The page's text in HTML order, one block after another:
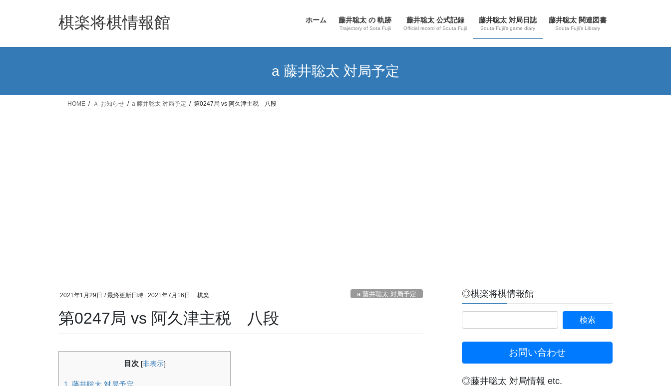
棋楽将棋情報館 ホーム 藤井聡太 の 軌跡
Trajectory of Sota Fujii
藤井聡太 公式記録
Official record of Souta Fujii
藤井聡太 対局日誌
Souta Fujii’s game diary
藤井聡太 関連図書
Souta Fujii’s Library
a 藤井聡太 対局予定
HOME Ａ お知らせ a 藤井聡太 対局予定 第0247局 vs 阿久津主税 八段
2021年1月29日 / 最終更新日時 : 2021年7月16日 棋楽 a 藤井聡太 対局予定
第0247局 vs 阿久津主税 八段
目次 [非表示]
◎棋楽将棋情報館
お問い合わせ
◎藤井聡太 対局情報 etc.